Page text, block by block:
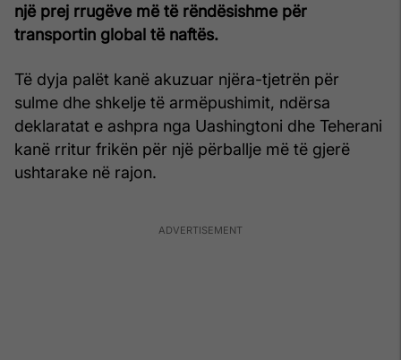
një prej rrugëve më të rëndësishme për
transportin global të naftës.
Të dyja palët kanë akuzuar njëra-tjetrën për
sulme dhe shkelje të armëpushimit, ndërsa
deklaratat e ashpra nga Uashingtoni dhe Teherani
kanë rritur frikën për një përballje më të gjerë
ushtarake në rajon.